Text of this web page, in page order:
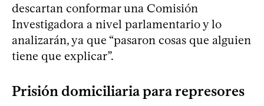
descartan conformar una Comisión
Investigadora a nivel parlamentario y lo
analizarán, ya que “pasaron cosas que alguien
tiene que explicar”.
Prisión domiciliaria para represores